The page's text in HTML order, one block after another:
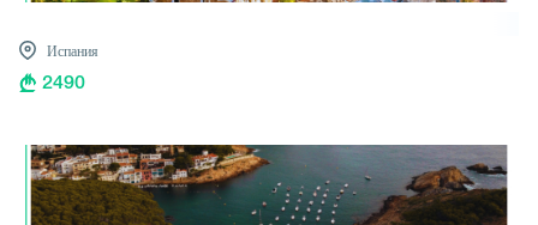
Испания
2490